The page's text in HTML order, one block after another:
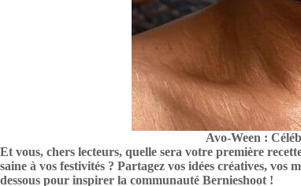
Avo-Ween :
Et vous, chers lecteurs, quelle sera votre première
saine à vos festivités ? Partagez vos idées créatives, vos
dessous pour inspirer la communauté Bernieshoot !